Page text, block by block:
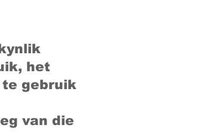
het
te gebruik
van die